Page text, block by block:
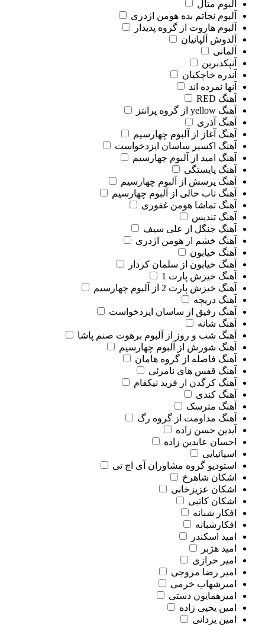
آلبوم متال
آلبوم نجاتم بده هومن اژدری
آلبوم هاروت از گروه پدیدار
آلدوش آلپانیان
آلمانی
آنپکدبرین
آندره خاچکیان
آنها نمرده اند
آهنگ RED
آهنگ yellow از گروه پرانتز
آهنگ آذری
آهنگ آغاز از آلبوم چهارسیم
آهنگ اکسیر ساسان ایزدخواست
آهنگ امید از آلبوم چهارسیم
آهنگ پایستگی
آهنگ پرسش از آلبوم چهارسیم
آهنگ تاب خالی از آلبوم چهارسیم
آهنگ تماشا هومن غفوری
آهنگ تندیس
آهنگ جنگل از علی سیف
آهنگ خشم از هومن اژدری
آهنگ خیابون
آهنگ خیابون از سلمان کردار
آهنگ خیزش پارت 1
آهنگ خیزش پارت 2 از آلبوم چهارسیم
آهنگ دریچه
آهنگ رفیق از ساسان ایزدخواست
آهنگ شانه
آهنگ شب و روز از آلبوم برهوت صنم پاشا
آهنگ شورش از آلبوم چهارسیم
آهنگ فاصله از گروه هامان
آهنگ قفس های نامرئی
آهنگ کرگدن از فرید نیکفام
آهنگ کندی
آهنگ مترسک
آهنگ مداومت از گروه رگ
آیدین حسن زاده
احسان عابدین زاده
اسپانیایی
استودیو گروه مشاوران آی اچ تی
اشکان شاهرخ
اشکان عزیزخانی
اشکان کاتبی
افکار شبانه
افکارشبانه
امید اسکندر
امید هژبر
امیر خرازی
امیر رضا مروجی
امیرشهاب خرمی
امیرهمایون دستی
امین یحیی زاده
امین یزدانی